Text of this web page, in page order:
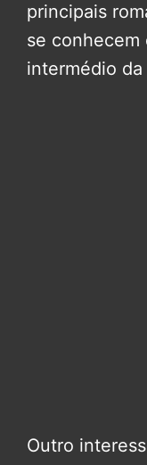
principais
se
intermédio da
Outro